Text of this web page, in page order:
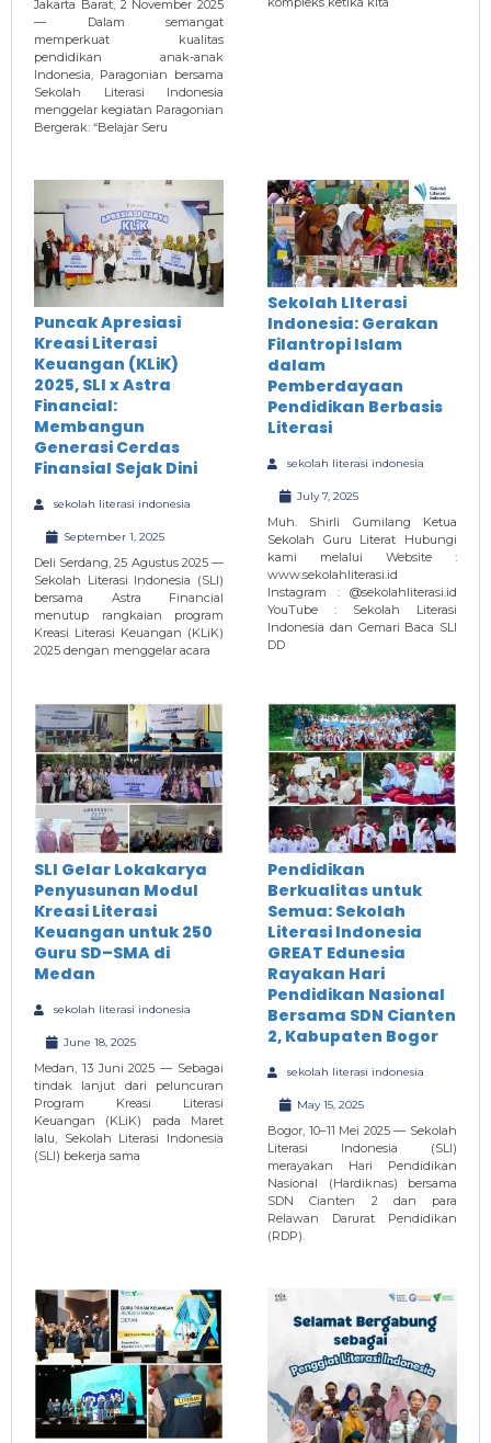
Jakarta Barat, 2 November 2025
— Dalam semangat
memperkuat kualitas
pendidikan anak-anak
Indonesia, Paragonian bersama
Sekolah Literasi Indonesia
menggelar kegiatan Paragonian
Bergerak: “Belajar Seru
Puncak Apresiasi
Kreasi Literasi
Keuangan (KLiK)
2025, SLI x Astra
Financial:
Membangun
Generasi Cerdas
Finansial Sejak Dini
sekolah literasi indonesia
September 1, 2025
Deli Serdang, 25 Agustus 2025 —
Sekolah Literasi Indonesia (SLI)
bersama Astra Financial
menutup rangkaian program
Kreasi Literasi Keuangan (KLiK)
2025 dengan menggelar acara
Sekolah LIterasi
Indonesia: Gerakan
Filantropi Islam
dalam
Pemberdayaan
Pendidikan Berbasis
Literasi
sekolah literasi indonesia
July 7, 2025
Muh. Shirli Gumilang Ketua
Sekolah Guru Literat Hubungi
kami melalui Website :
www.sekolahliterasi.id
Instagram : @sekolahliterasi.id
YouTube : Sekolah Literasi
Indonesia dan Gemari Baca SLI
DD
SLI Gelar Lokakarya
Penyusunan Modul
Kreasi Literasi
Keuangan untuk 250
Guru SD–SMA di
Medan
sekolah literasi indonesia
June 18, 2025
Medan, 13 Juni 2025 — Sebagai
tindak lanjut dari peluncuran
Program Kreasi Literasi
Keuangan (KLiK) pada Maret
lalu, Sekolah Literasi Indonesia
(SLI) bekerja sama
Pendidikan
Berkualitas untuk
Semua: Sekolah
Literasi Indonesia
GREAT Edunesia
Rayakan Hari
Pendidikan Nasional
Bersama SDN Cianten
2, Kabupaten Bogor
sekolah literasi indonesia
May 15, 2025
Bogor, 10–11 Mei 2025 — Sekolah
Literasi Indonesia (SLI)
merayakan Hari Pendidikan
Nasional (Hardiknas) bersama
SDN Cianten 2 dan para
Relawan Darurat Pendidikan
(RDP).